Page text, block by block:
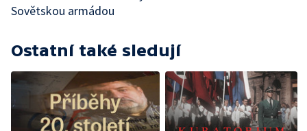
Sovětskou armádou
Ostatní také sledují